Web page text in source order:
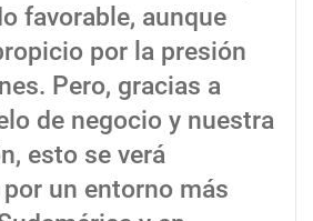
favorable, aunque
por la presión
Pero, gracias a
de negocio y nuestra
esto se verá
un entorno más